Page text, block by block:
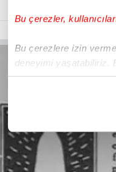
Bu çerezler,
Bu çerezlere izin
deneyimi yaşatabiliriz.
içerikleri sunabilmek
Sizlere daha iyi bir
çerezler vasıtasıyla